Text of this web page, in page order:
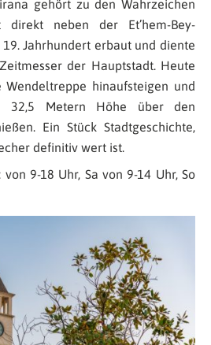
gehört zu den Wahrzeichen
neben der Et’hem-Bey-
Jahrhundert erbaut und diente
der Hauptstadt. Heute
hinaufsteigen und
32,5 Metern Höhe über den
Ein Stück Stadtgeschichte,
definitiv wert ist.
von 9-18 Uhr, Sa von 9-14 Uhr, So